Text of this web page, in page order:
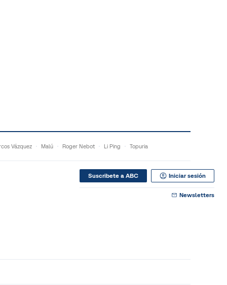
Vázquez Malú Roger Nebot Li Ping Topuria
Suscribete a ABC Iniciar sesión
Newsletters